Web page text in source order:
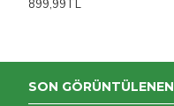
899,99TL
SON GÖRÜNTÜLENEN